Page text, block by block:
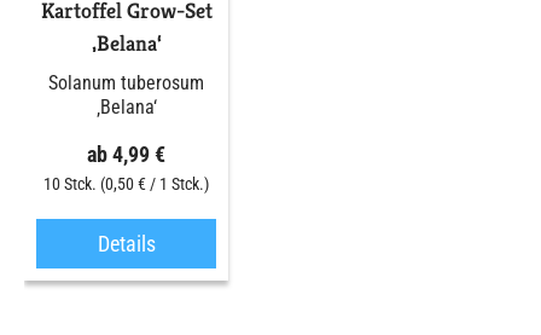
Kartoffel Grow-Set
‚Belana‘
Solanum tuberosum
‚Belana‘
ab 4,99 €
10 Stck. (0,50 € / 1 Stck.)
Details